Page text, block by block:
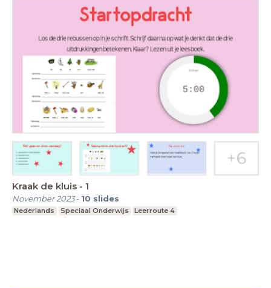
Kraak de kluis - 1
November 2023- 10 slides
Nederlands Speciaal Onderwijs Leerroute 4